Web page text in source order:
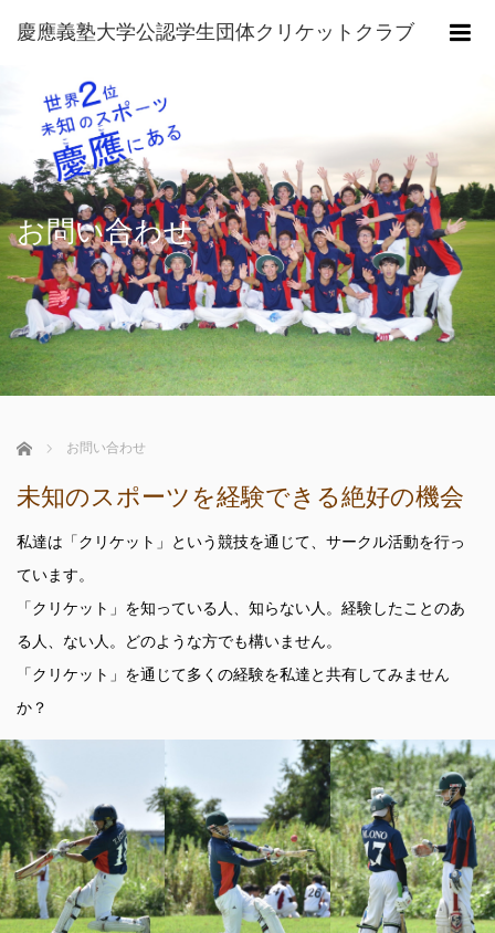
慶應義塾大学公認学生団体クリケットクラブ
お問い合わせ
ホーム お問い合わせ
未知のスポーツを経験できる絶好の機会
私達は「クリケット」という競技を通じて、サークル活動を行っ
ています。
「クリケット」を知っている人、知らない人。経験したことのあ
る人、ない人。どのような方でも構いません。
「クリケット」を通じて多くの経験を私達と共有してみません
か？